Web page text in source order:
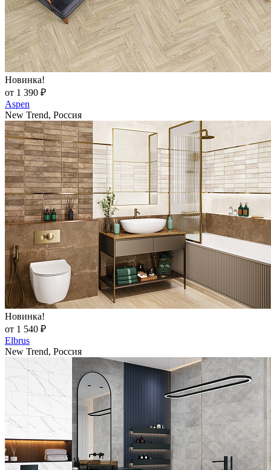
Новинка!
от 1 390 ₽
Aspen
New Trend, Россия
Новинка!
от 1 540 ₽
Elbrus
New Trend, Россия